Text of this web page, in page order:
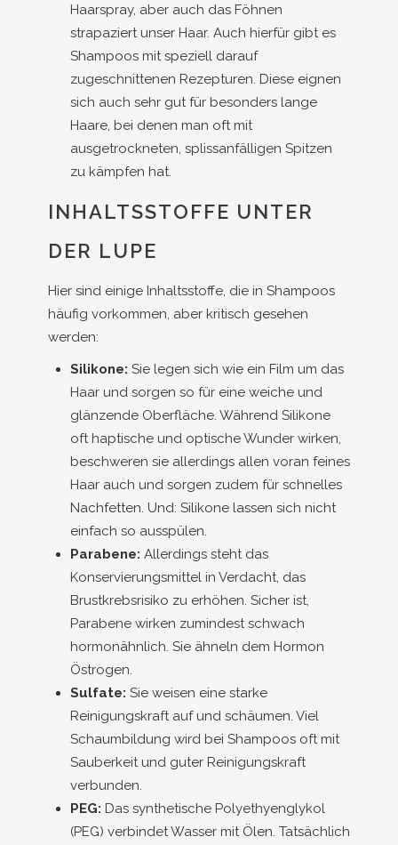
Haarspray, aber auch das Föhnen
strapaziert unser Haar. Auch hierfür gibt es
Shampoos mit speziell darauf
zugeschnittenen Rezepturen. Diese eignen
sich auch sehr gut für besonders lange
Haare, bei denen man oft mit
ausgetrockneten, splissanfälligen Spitzen
zu kämpfen hat.
INHALTSSTOFFE UNTER
DER LUPE
Hier sind einige Inhaltsstoffe, die in Shampoos
häufig vorkommen, aber kritisch gesehen
werden:
Silikone: Sie legen sich wie ein Film um das
Haar und sorgen so für eine weiche und
glänzende Oberfläche. Während Silikone
oft haptische und optische Wunder wirken,
beschweren sie allerdings allen voran feines
Haar auch und sorgen zudem für schnelles
Nachfetten. Und: Silikone lassen sich nicht
einfach so ausspülen.
Parabene: Allerdings steht das
Konservierungsmittel in Verdacht, das
Brustkrebsrisiko zu erhöhen. Sicher ist,
Parabene wirken zumindest schwach
hormonähnlich. Sie ähneln dem Hormon
Östrogen.
Sulfate: Sie weisen eine starke
Reinigungskraft auf und schäumen. Viel
Schaumbildung wird bei Shampoos oft mit
Sauberkeit und guter Reinigungskraft
verbunden.
PEG: Das synthetische Polyethyenglykol
(PEG) verbindet Wasser mit Ölen. Tatsächlich